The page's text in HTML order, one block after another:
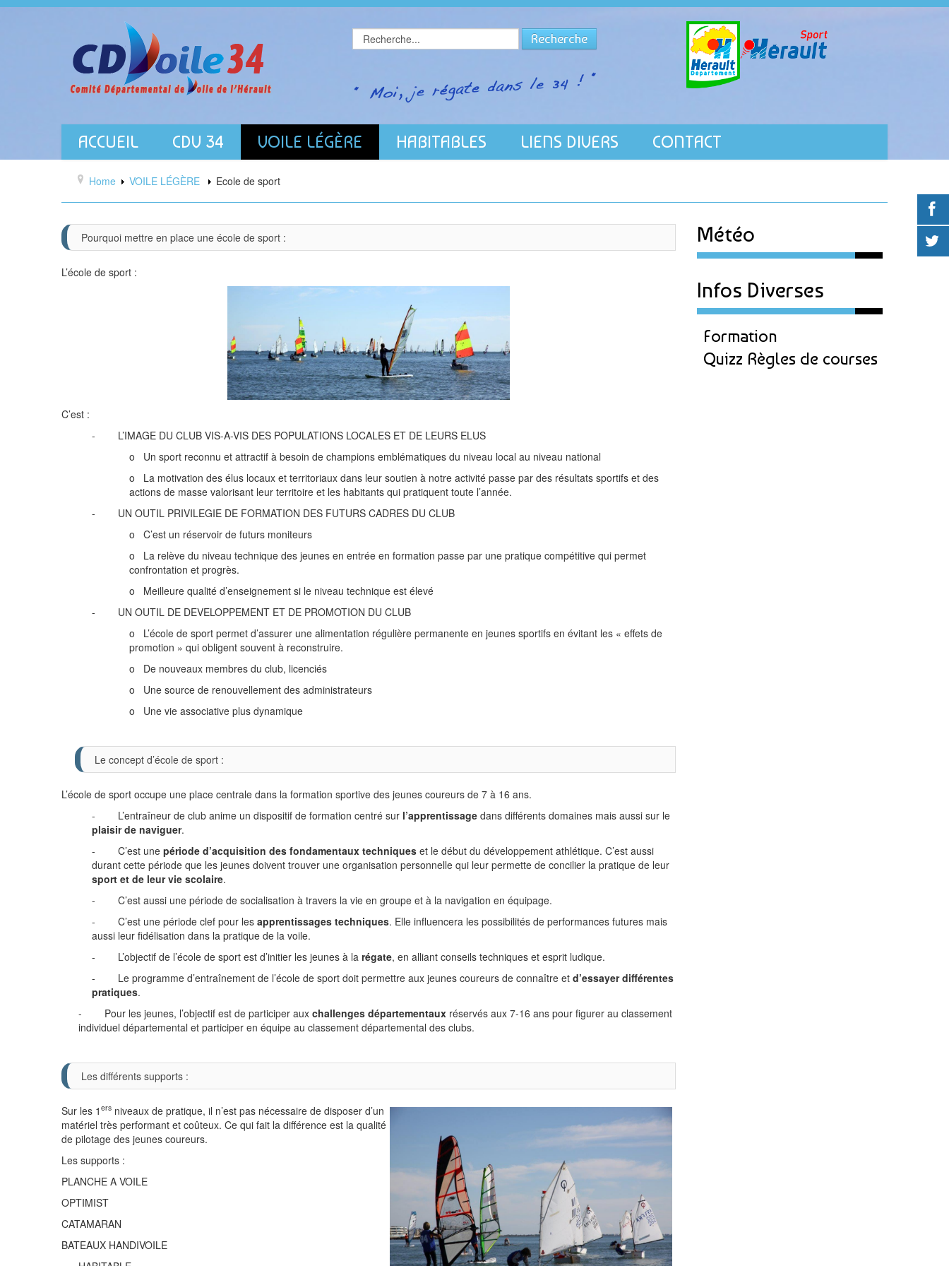
Rechercher Recherche
ACCUEIL CDV 34 VOILE LÉGÈRE HABITABLES LIENS DIVERS CONTACT
Home VOILE LÉGÈRE Ecole de sport
Pourquoi mettre en place une école de sport :
L’école de sport :
C’est :
- L’IMAGE DU CLUB VIS-A-VIS DES POPULATIONS LOCALES ET DE LEURS ELUS
o Un sport reconnu et attractif à besoin de champions emblématiques du niveau local au niveau national
o La motivation des élus locaux et territoriaux dans leur soutien à notre activité passe par des résultats sportifs et des
actions de masse valorisant leur territoire et les habitants qui pratiquent toute l’année.
- UN OUTIL PRIVILEGIE DE FORMATION DES FUTURS CADRES DU CLUB
o C’est un réservoir de futurs moniteurs
o La relève du niveau technique des jeunes en entrée en formation passe par une pratique compétitive qui permet
confrontation et progrès.
o Meilleure qualité d’enseignement si le niveau technique est élevé
- UN OUTIL DE DEVELOPPEMENT ET DE PROMOTION DU CLUB
o L’école de sport permet d’assurer une alimentation régulière permanente en jeunes sportifs en évitant les « effets de
promotion » qui obligent souvent à reconstruire.
o De nouveaux membres du club, licenciés
o Une source de renouvellement des administrateurs
o Une vie associative plus dynamique
Le concept d’école de sport :
L’école de sport occupe une place centrale dans la formation sportive des jeunes coureurs de 7 à 16 ans.
- L’entraîneur de club anime un dispositif de formation centré sur l’apprentissagedans différents domaines mais aussi sur le
plaisir de naviguer.
- C’est une période d’acquisition des fondamentaux techniqueset le début du développement athlétique. C’est aussi
durant cette période que les jeunes doivent trouver une organisation personnelle qui leur permette de concilier la pratique de leur
sport et de leur vie scolaire.
- C’est aussi une période de socialisation à travers la vie en groupe et à la navigation en équipage.
- C’est une période clef pour les apprentissages techniques. Elle influencera les possibilités de performances futures mais
aussi leur fidélisation dans la pratique de la voile.
- L’objectif de l’école de sport est d’initier les jeunes à la régate, en alliant conseils techniques et esprit ludique.
- Le programme d’entraînement de l’école de sport doit permettre aux jeunes coureurs de connaître et d’essayer différentes
pratiques.
- Pour les jeunes, l’objectif est de participer aux challenges départementaux réservés aux 7-16 ans pour figurer au classement
individuel départemental et participer en équipe au classement départemental des clubs.
Les différents supports :
Sur les 1 ers niveaux de pratique, il n’est pas nécessaire de disposer d’un
matériel très performant et coûteux. Ce qui fait la différence est la qualité
de pilotage des jeunes coureurs.
Les supports :
PLANCHE A VOILE
OPTIMIST
CATAMARAN
BATEAUX HANDIVOILE
Météo
Infos Diverses
Formation
Quizz Règles de courses